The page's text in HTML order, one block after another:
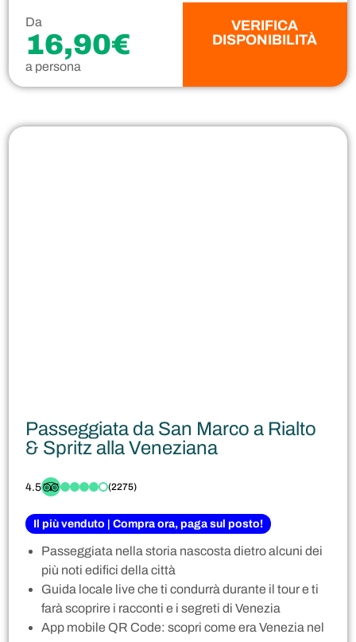
Da
16,90€
a persona
VERIFICA
DISPONIBILITÀ
Passeggiata da San Marco a Rialto
& Spritz alla Veneziana
4.5 (2275)
Il più venduto | Compra ora, paga sul posto!
Passeggiata nella storia nascosta dietro alcuni dei
più noti edifici della città
Guida locale live che ti condurrà durante il tour e ti
farà scoprire i racconti e i segreti di Venezia
App mobile QR Code: scopri come era Venezia nel